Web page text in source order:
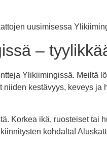
uusimisessa
–
Ylikiimingissä. Meiltä
kestävyys, keveys
Korkea ikä, ruosteiset tai
kohdalta!